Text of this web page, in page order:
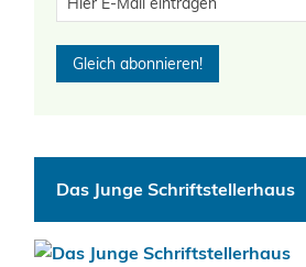
Das Junge Schriftstellerhaus